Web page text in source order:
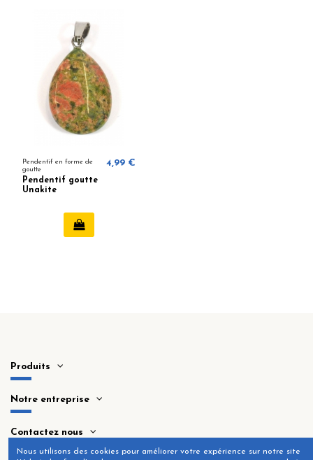
Pendentif en forme de
goutte
Pendentif goutte
Unakite
4,99 €
Produits
Notre entreprise
Contactez nous
Nous utilisons des cookies pour améliorer votre expérience sur notre site